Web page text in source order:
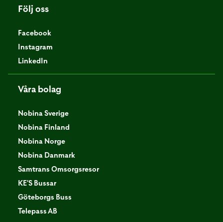
Följ oss
Facebook
Instagram
LinkedIn
Våra bolag
Nobina Sverige
Nobina Finland
Nobina Norge
Nobina Danmark
Samtrans Omsorgsresor
KE'S Bussar
Göteborgs Buss
Telepass AB